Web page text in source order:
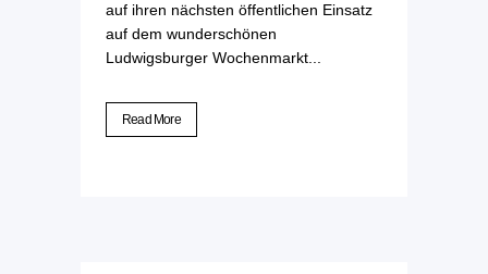
auf ihren nächsten öffentlichen Einsatz
auf dem wunderschönen
Ludwigsburger Wochenmarkt...
Read More